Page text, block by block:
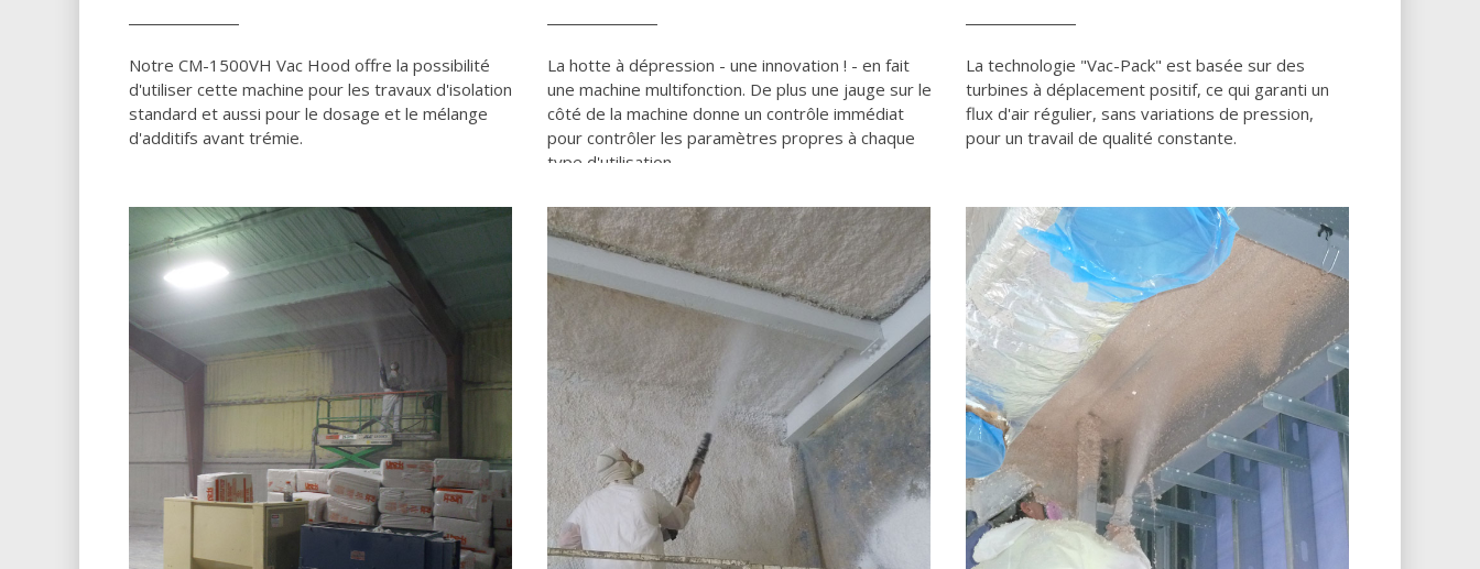
Notre CM-1500VH Vac Hood offre la possibilité
d'utiliser cette machine pour les travaux d'isolation
standard et aussi pour le dosage et le mélange
d'additifs avant trémie.
La hotte à dépression - une innovation ! - en fait
une machine multifonction. De plus une jauge sur le
côté de la machine donne un contrôle immédiat
pour contrôler les paramètres propres à chaque
type d'utilisation.
La technologie "Vac-Pack" est basée sur des
turbines à déplacement positif, ce qui garanti un
flux d'air régulier, sans variations de pression,
pour un travail de qualité constante.